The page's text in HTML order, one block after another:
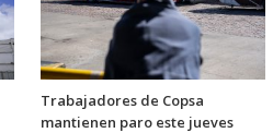
Trabajadores de Copsa
mantienen paro este jueves